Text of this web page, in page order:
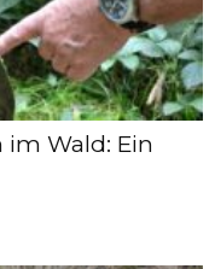
Wald: Ein